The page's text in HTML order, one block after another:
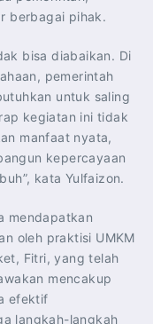
berbagai pihak.
bisa diabaikan. Di
pemerintah
untuk saling
kegiatan ini tidak
manfaat nyata,
kepercayaan
kata Yulfaizon.
mendapatkan
oleh praktisi UMKM
Fitri, yang telah
mencakup
efektif
langkah-langkah